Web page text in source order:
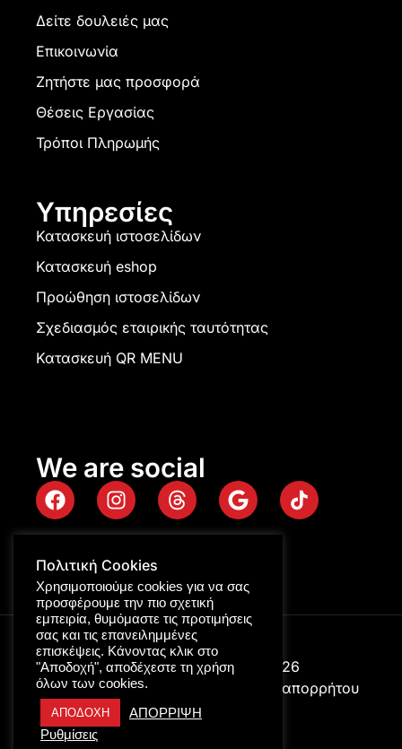
Δείτε δουλειές μας
Επικοινωνία
Ζητήστε μας προσφορά
Θέσεις Εργασίας
Τρόποι Πληρωμής
Υπηρεσίες
Κατασκευή ιστοσελίδων
Κατασκευή eshop
Προώθηση ιστοσελίδων
Σχεδιασμός εταιρικής ταυτότητας
Κατασκευή QR MENU
We are social
Digitalpro © Copyright 2026
ΑΡ. ΓΕΜΗ: 116322158000
Πολιτική απορρήτου
Πολιτική Cookies
Χρησιμοποιούμε cookies για να σας
προσφέρουμε την πιο σχετική
εμπειρία, θυμόμαστε τις προτιμήσεις
σας και τις επανειλημμένες
επισκέψεις. Κάνοντας κλικ στο
"Αποδοχή", αποδέχεστε τη χρήση
όλων των cookies.
ΑΠΟΔΟΧΗ
ΑΠΟΡΡΙΨΗ
Ρυθμίσεις